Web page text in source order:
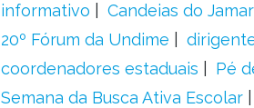
informativo
Candeias do
20º Fórum da Undime
coordenadores estaduais
Pé
Semana da Busca Ativa Escolar